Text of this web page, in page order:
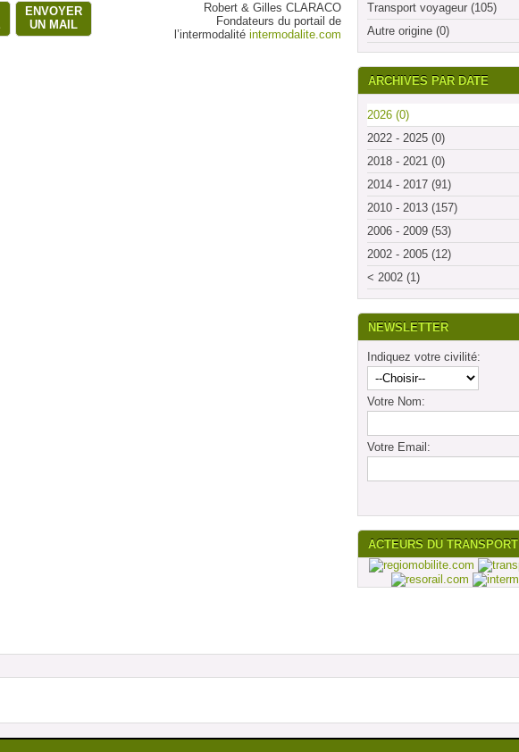
ENVOYER
UN MAIL
Robert & Gilles CLARACO
Fondateurs du portail de
l’intermodalité intermodalite.com
Transport voyageur (105)
Autre origine (0)
ARCHIVES PAR DATE
2026 (0)
2022 - 2025 (0)
2018 - 2021 (0)
2014 - 2017 (91)
2010 - 2013 (157)
2006 - 2009 (53)
2002 - 2005 (12)
< 2002 (1)
NEWSLETTER
Indiquez votre civilité:
Votre Nom:
Votre Email:
ACTEURS DU TRANSPORT